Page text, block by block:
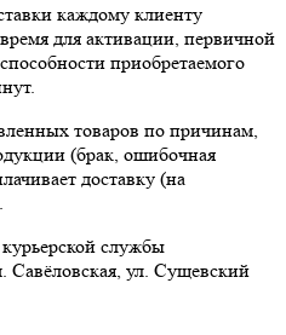
каждому клиенту
для активации, первичной
приобретаемого
товаров по причинам,
(брак, ошибочная
доставку (на
службы
Савёловская, ул. Сущевский